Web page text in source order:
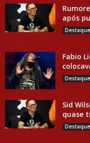
após
Destaque
Fabio
Destaque
Sid
quase
Destaque